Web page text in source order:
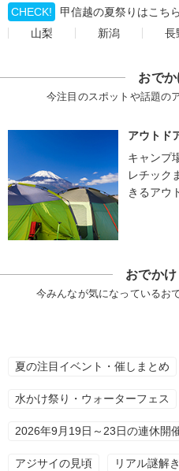
CHECK!
甲信越の夏祭りはこちら
山梨
新潟 長
おで
今注目のスポットや話題の
アウトド
キャンプ
レチック
きるアウ
おでか
今みんなが気になっているお
夏の注目イベント・催しまとめ
水かけ祭り・ウォーターフェス
2026年9月19日～23日の連休開
アジサイの見頃 リアル謎解